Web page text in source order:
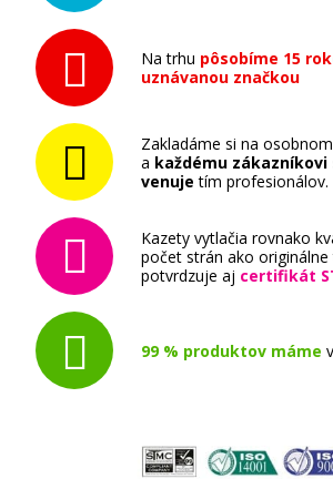
Na trhu pôsobíme 15
uznávanou značkou
Zakladáme si na
a každému zákazníkovi
venuje tím profesionálov.
Kazety vytlačia rovnako
počet strán ako
potvrdzuje aj certifikát
99 % produktov máme